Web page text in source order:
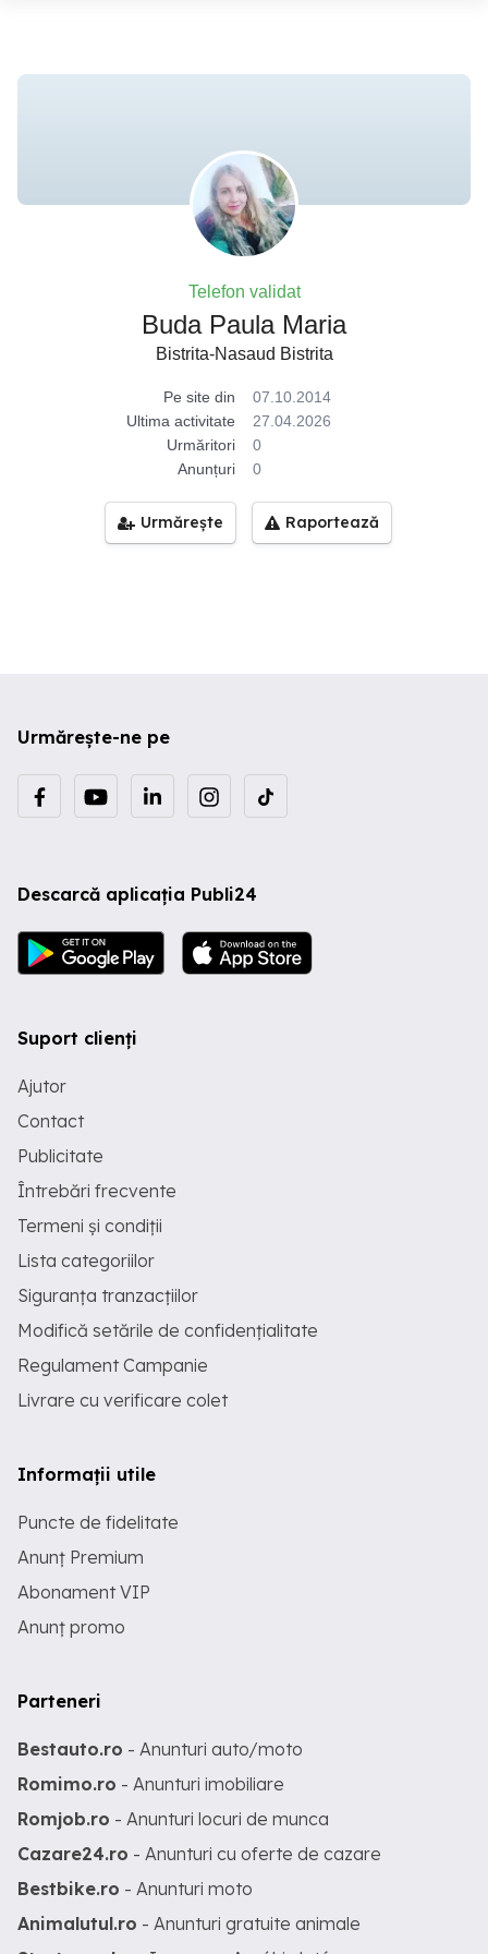
Telefon validat
Buda Paula Maria
Bistrita-Nasaud Bistrita
Pe site din
07.10.2014
Ultima activitate
27.04.2026
Urmăritori
0
Anunțuri
0
Urmărește Raportează
Urmărește-ne pe
Descarcă aplicația Publi24
Suport clienți
Ajutor
Contact
Publicitate
Întrebări frecvente
Termeni și condiții
Lista categoriilor
Siguranța tranzacțiilor
Modifică setările de confidențialitate
Regulament Campanie
Livrare cu verificare colet
Informații utile
Puncte de fidelitate
Anunț Premium
Abonament VIP
Anunț promo
Parteneri
Bestauto.ro - Anunturi auto/moto
Romimo.ro - Anunturi imobiliare
Romjob.ro - Anunturi locuri de munca
Cazare24.ro - Anunturi cu oferte de cazare
Bestbike.ro - Anunturi moto
Animalutul.ro - Anunturi gratuite animale